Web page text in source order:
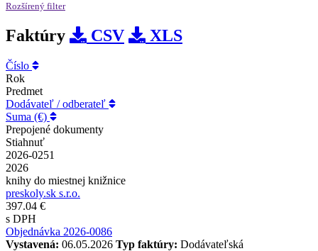
Rozšírený filter
Faktúry CSV XLS
Číslo
Rok
Predmet
Dodávateľ / odberateľ
Suma (€)
Prepojené dokumenty
Stiahnuť
2026-0251
2026
knihy do miestnej knižnice
preskoly.sk s.r.o.
397.04 €
s DPH
Objednávka 2026-0086
Vystavená: 06.05.2026 Typ faktúry: Dodávateľská